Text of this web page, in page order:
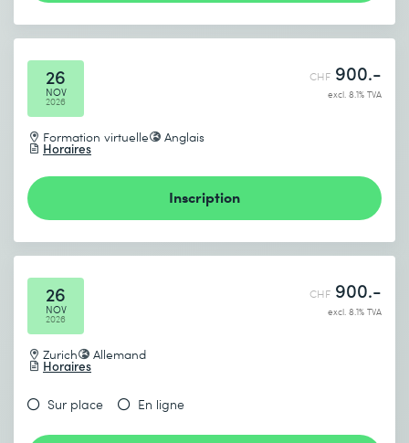
26
NOV
2026
Formation virtuelle Anglais
Horaires
CHF 900.-
excl. 8.1% TVA
Inscription
26
NOV
2026
Zurich Allemand
Horaires
CHF 900.-
excl. 8.1% TVA
Sur place En ligne